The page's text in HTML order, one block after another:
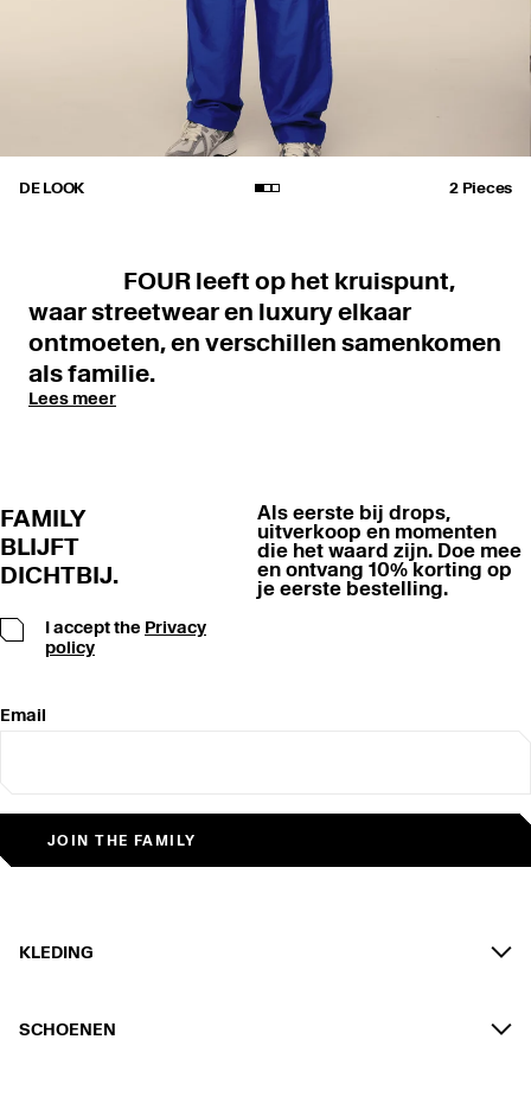
DE LOOK 2 Pieces
FOUR leeft op het kruispunt,
waar streetwear en luxury elkaar
ontmoeten, en verschillen samenkomen
als familie.
Lees meer
FAMILY
BLIJFT
DICHTBIJ.
I accept the Privacy
policy
Als eerste bij drops,
uitverkoop en momenten
die het waard zijn. Doe mee
en ontvang 10% korting op
je eerste bestelling.
Email
JOIN THE FAMILY
KLEDING
SCHOENEN